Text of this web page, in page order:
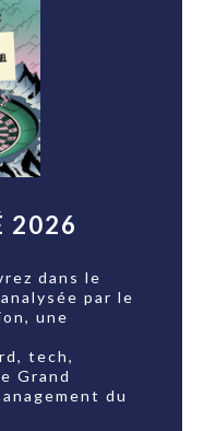
2026
dans le
par le
une
tech,
Grand
du